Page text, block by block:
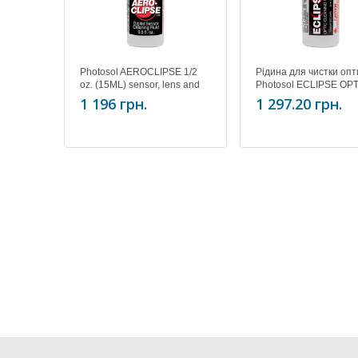
Photosol AEROCLIPSE 1/2
oz. (15ML) sensor, lens and
optic cleaner - NON
FLAMMABLE
1 196 грн.
Рідина для чистки
Photosol ECLIPSE
CLEANER 2 oz. (59 ML)
1 297.20 грн.